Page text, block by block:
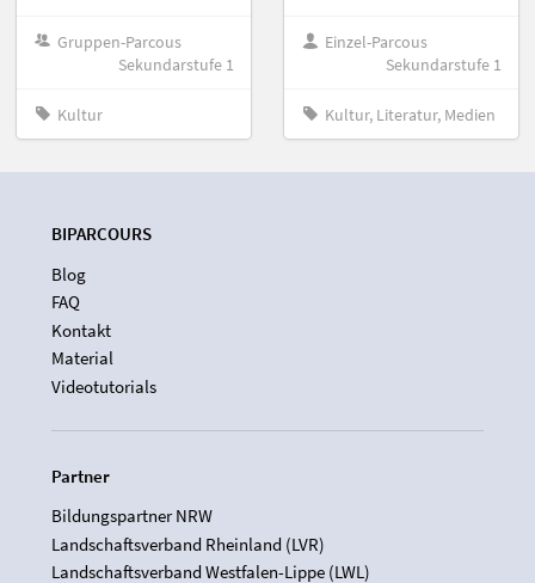
Gruppen-Parcous
Sekundarstufe 1
Kultur
Einzel-Parcous
Sekundarstufe 1
Kultur, Literatur, Medien
BIPARCOURS
Blog
FAQ
Kontakt
Material
Videotutorials
Partner
Bildungspartner NRW
Landschaftsverband Rheinland (LVR)
Landschaftsverband Westfalen-Lippe (LWL)